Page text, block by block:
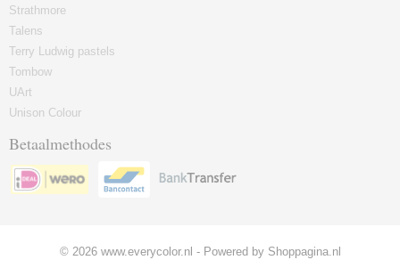
Strathmore
Talens
Terry Ludwig pastels
Tombow
UArt
Unison Colour
Betaalmethodes
© 2026 www.everycolor.nl - Powered by Shoppagina.nl